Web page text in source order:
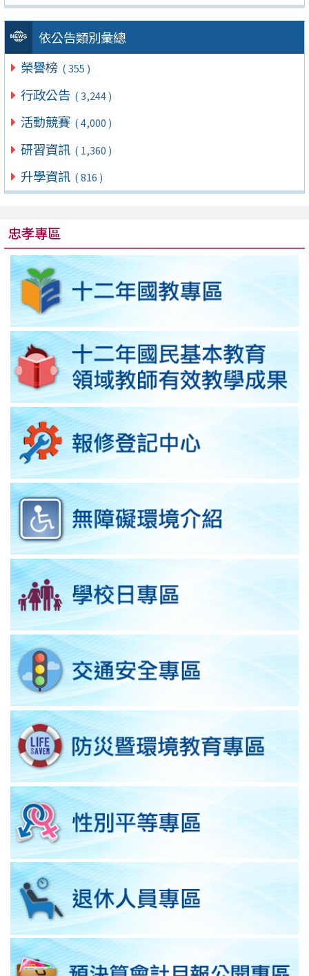
依公告類別彙總
榮譽榜 ( 355 )
行政公告 ( 3,244 )
活動競賽 ( 4,000 )
研習資訊 ( 1,360 )
升學資訊 ( 816 )
忠孝專區